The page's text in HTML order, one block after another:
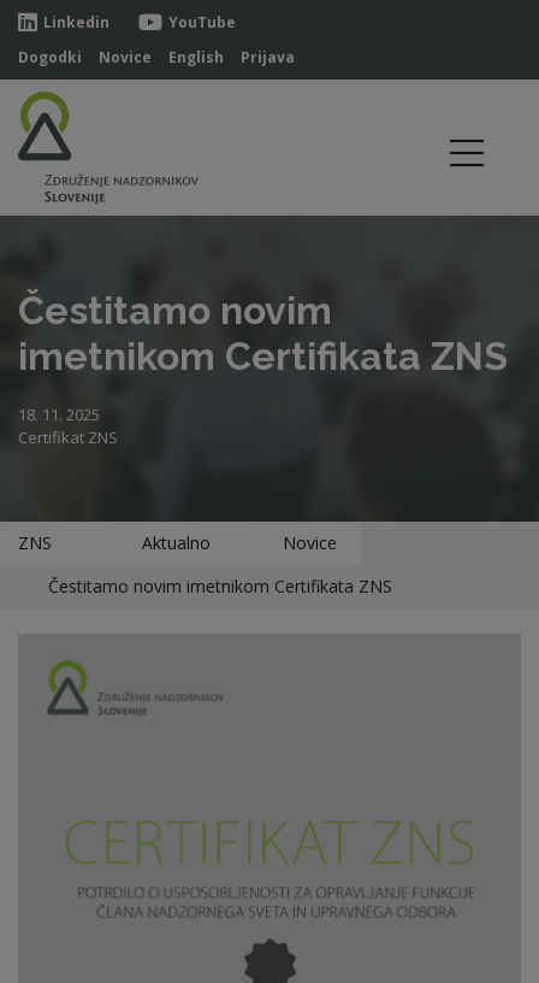
Linkedin
YouTube
Dogodki
Novice English Prijava
Čestitamo novim
imetnikom Certifikata ZNS
18. 11. 2025
Certifikat ZNS
ZNS Aktualno
Novice
Čestitamo novim imetnikom Certifikata ZNS